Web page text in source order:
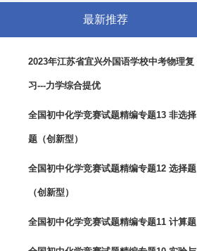
最新推荐
2023年江苏省宜兴外国语学校中考物理复
习---力学综合提优
全国初中化学竞赛试题精编专题13 非选择
题（创新型）
全国初中化学竞赛试题精编专题12 选择题
（创新型）
全国初中化学竞赛试题精编专题11 计算题